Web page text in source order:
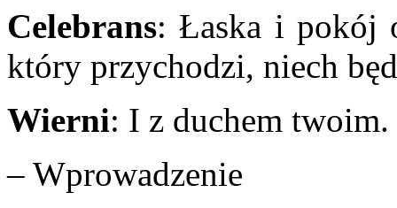
Celebrans: Łaska i pokój
który przychodzi, niech
Wierni: I z duchem twoim.
– Wprowadzenie